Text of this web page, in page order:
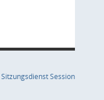
SitzungsdienstSession(Wird in